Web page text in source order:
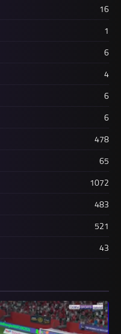
16
1
6
4
6
6
478
65
1072
483
521
43